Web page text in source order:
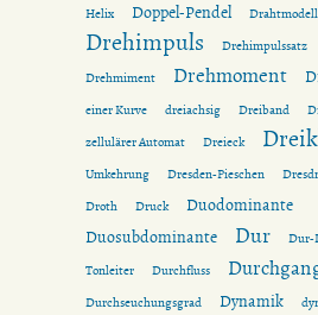
Helix
Doppel-Pendel Drahtmodell
Drehimpuls Drehimpulssatz
Drehmiment
Drehmoment
einer Kurve
dreiachsig Dreiband
zellulärer Automat
Dreieck
Umkehrung
Dresden-Pieschen
Droth
Druck
Duodominante
Duosubdominante
Dur Dur-
Tonleiter
Durchfluss
Durchseuchungsgrad Dynamik